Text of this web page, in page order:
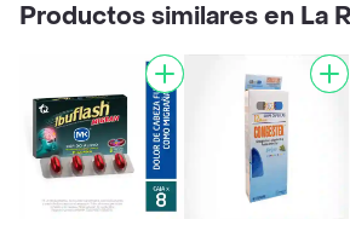
Productos similares en La